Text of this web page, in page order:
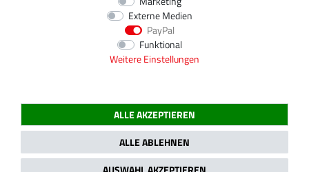
2020 Magnos Turbosystems GmbH | Alle Preise inklusive gesetzlicher MwSt.
Externe Medien
PayPal
Funktional
Weitere Einstellungen
ALLE AKZEPTIEREN
ALLE ABLEHNEN